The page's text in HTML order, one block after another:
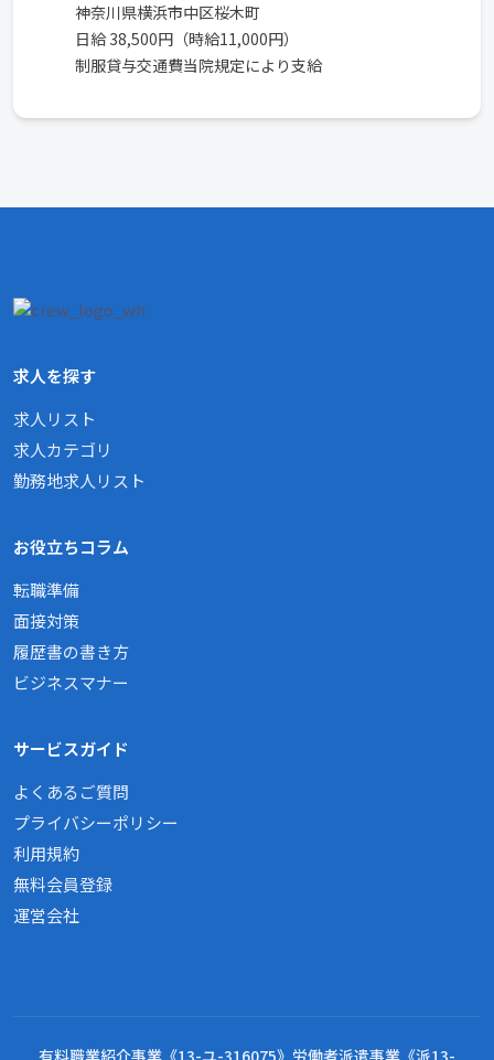
神奈川県横浜市中区桜木町
日給 38,500円（時給11,000円）
制服貸与交通費当院規定により支給
求人を探す
求人リスト
求人カテゴリ
勤務地求人リスト
お役立ちコラム
転職準備
面接対策
履歴書の書き方
ビジネスマナー
サービスガイド
よくあるご質問
プライバシーポリシー
利用規約
無料会員登録
運営会社
有料職業紹介事業《13-ユ-316075》労働者派遣事業《派13-